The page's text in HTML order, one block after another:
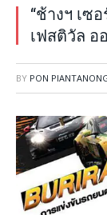
“ช้างฯ เซ
เฟสติวัล อ
BY PON